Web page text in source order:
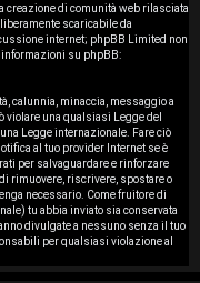
creazione di comunità web rilasciata
liberamente scaricabile da
internet; phpBB Limited non
informazioni su phpBB:
calunnia, minaccia, messaggio a
violare una qualsiasi Legge del
una Legge internazionale. Fare ciò
al tuo provider Internet se è
per salvaguardare e rinforzare
rimuovere, riscrivere, spostare o
necessario. Come fruitore di
tu abbia inviato sia conservata
divulgate a nessuno senza il tuo
per qualsiasi violazione al